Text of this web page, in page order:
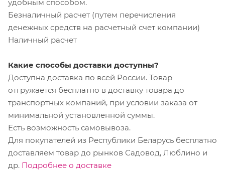
удобным способом.
Безналичный расчет (путем перечисления
денежных средств на расчетный счет компании)
Наличный расчет
Какие способы доставки доступны?
Доступна доставка по всей России. Товар
отгружается бесплатно в доставку товара до
транспортных компаний, при условии заказа от
минимальной установленной суммы.
Есть возможность самовывоза.
Для покупателей из Республики Беларусь бесплатно
доставляем товар до рынков Садовод, Люблино и
др. Подробнее о доставке